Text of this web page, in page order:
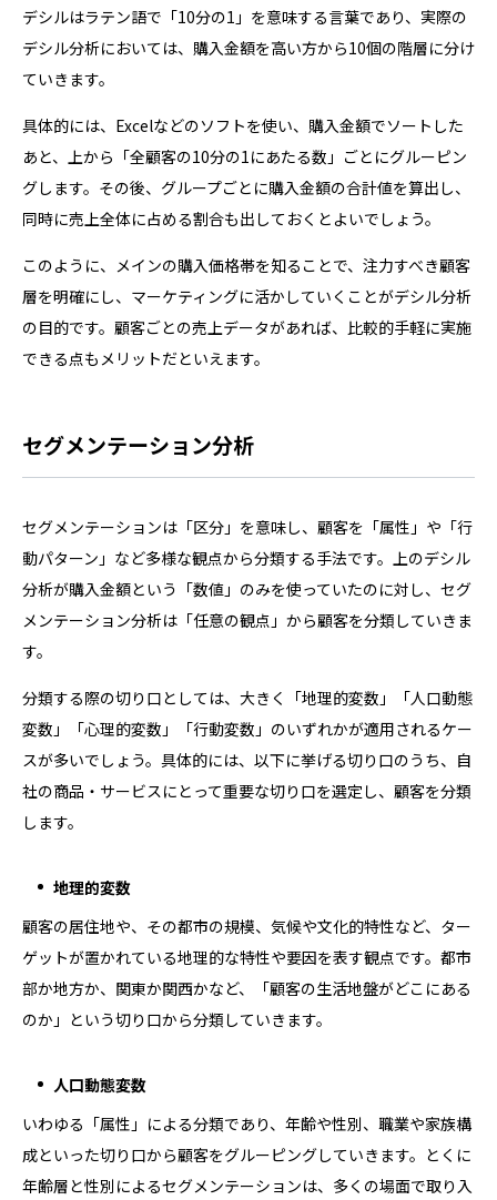
デシルはラテン語で「10分の1」を意味する言葉であり、実際の
デシル分析においては、購入金額を高い方から10個の階層に分け
ていきます。
具体的には、Excelなどのソフトを使い、購入金額でソートした
あと、上から「全顧客の10分の1にあたる数」ごとにグルーピン
グします。その後、グループごとに購入金額の合計値を算出し、
同時に売上全体に占める割合も出しておくとよいでしょう。
このように、メインの購入価格帯を知ることで、注力すべき顧客
層を明確にし、マーケティングに活かしていくことがデシル分析
の目的です。顧客ごとの売上データがあれば、比較的手軽に実施
できる点もメリットだといえます。
セグメンテーション分析
セグメンテーションは「区分」を意味し、顧客を「属性」や「行
動パターン」など多様な観点から分類する手法です。上のデシル
分析が購入金額という「数値」のみを使っていたのに対し、セグ
メンテーション分析は「任意の観点」から顧客を分類していきま
す。
分類する際の切り口としては、大きく「地理的変数」「人口動態
変数」「心理的変数」「行動変数」のいずれかが適用されるケー
スが多いでしょう。具体的には、以下に挙げる切り口のうち、自
社の商品・サービスにとって重要な切り口を選定し、顧客を分類
します。
地理的変数
顧客の居住地や、その都市の規模、気候や文化的特性など、ター
ゲットが置かれている地理的な特性や要因を表す観点です。都市
部か地方か、関東か関西かなど、「顧客の生活地盤がどこにある
のか」という切り口から分類していきます。
人口動態変数
いわゆる「属性」による分類であり、年齢や性別、職業や家族構
成といった切り口から顧客をグルーピングしていきます。とくに
年齢層と性別によるセグメンテーションは、多くの場面で取り入